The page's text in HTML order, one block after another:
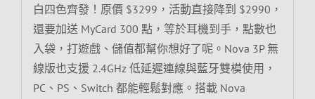
白四色齊發！原價 $3299，活動直接降到 $2990，
還要加送 MyCard 300 點，等於耳機到手，點數也
入袋，打遊戲、儲值都幫你想好了呢。Nova 3P 無
線版也支援 2.4GHz 低延遲連線與藍牙雙模使用，
PC、PS、Switch 都能輕鬆對應。搭載 Nova